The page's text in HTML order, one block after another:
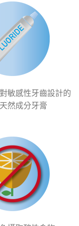
敏感性牙齒設計的
天然成分牙膏